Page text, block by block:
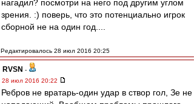
нагадил? посмотри на него под другим углом
зрения. :) поверь, что это потенциально игрок
сборной не на один год....
Редактировалось 28 июл 2016 20:25
RVSN -
28 июл 2016 20:22
Ребров не вратарь-один удар в створ гол, Зе не